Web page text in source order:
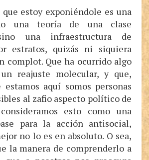
estoy exponiéndole es una
una teoría de una clase
una infraestructura de
estratos, quizás ni siquiera
complot. Que ha ocurrido algo
reajuste molecular, y que,
aquí somos personas
al zafio aspecto político de
esto como una
para la acción antisocial,
no lo es en absoluto. O sea,
la manera de comprenderlo a